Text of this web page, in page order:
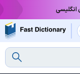
انگلیسی